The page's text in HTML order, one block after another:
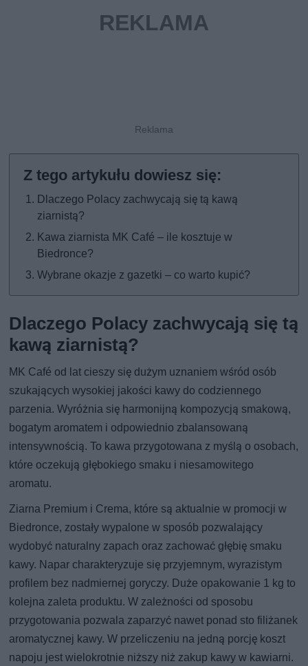
Dlaczego Polacy zachwycają się tą kawą
ziarnistą?
Kawa ziarnista MK Café – ile kosztuje w
Biedronce?
Wybrane okazje z gazetki – co warto kupić?
Dlaczego Polacy zachwycają się tą
kawą ziarnistą?
MK Café od lat cieszy się dużym uznaniem wśród osób
szukających wysokiej jakości kawy do codziennego
parzenia. Wyróżnia się harmonijną kompozycją smakową,
bogatym aromatem i odpowiednio zbalansowaną
intensywnością. To kawa przygotowana z myślą o osobach,
które oczekują głębokiego smaku i niesamowitego
aromatu.
Ziarna Premium i Crema, które są aktualnie w promocji w
Biedronce, zostały wypalone w sposób pozwalający
wydobyć naturalny zapach oraz zachować głębię smaku
kawy. Napar charakteryzuje się przyjemnym, wyrazistym
profilem bez nadmiernej goryczy. Duże opakowanie 1 kg to
kolejna zaleta produktu. W zależności od sposobu
przygotowania pozwala zaparzyć nawet ponad sto filiżanek
aromatycznej kawy. W przeliczeniu na jedną porcję koszt
napoju jest wielokrotnie niższy niż zakup kawy w kawiarni.